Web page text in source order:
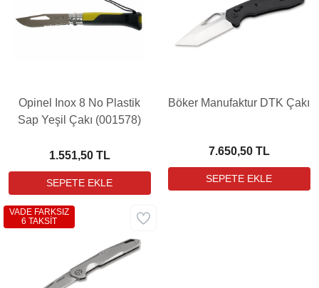
Opinel Inox 8 No Plastik
Sap Yeşil Çakı (001578)
1.551,50 TL
Böker Manufaktur DTK Çakı
7.650,50 TL
VADE FARKSIZ
6 TAKSİT